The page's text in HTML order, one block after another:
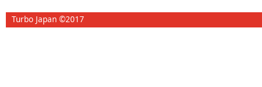
Turbo Japan ©2017